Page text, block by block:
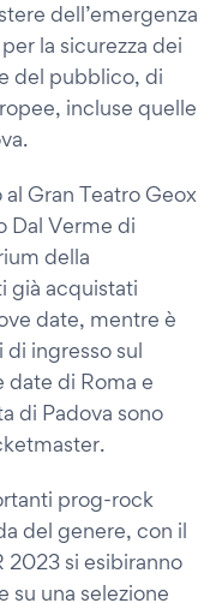
dell’emergenza
la sicurezza dei
del pubblico, di
incluse quelle
al Gran Teatro Geox
Dal Verme di
della
già acquistati
date, mentre è
ingresso sul
date di Roma e
di Padova sono
prog-rock
del genere, con il
2023 si esibiranno
su una selezione